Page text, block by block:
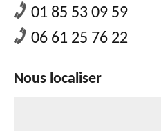
01 85 53 09 59
06 61 25 76 22
Nous localiser